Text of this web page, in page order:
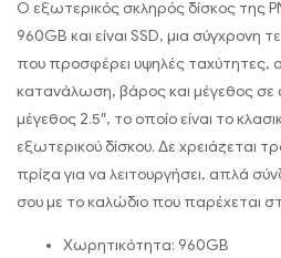
Ο εξωτερικός σκληρός δίσκος της
960GB και είναι SSD, μια σύγχρονη
που προσφέρει υψηλές ταχύτητες,
κατανάλωση, βάρος και μέγεθος σε
μέγεθος 2.5″, το οποίο είναι το
εξωτερικού δίσκου. Δε χρειάζεται
πρίζα για να λειτουργήσει, απλά
σου με το καλώδιο που παρέχεται
Χωρητικότητα: 960GB